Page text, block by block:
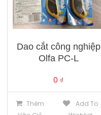
Dao cắt công nghiệp
Olfa PC-L
0 ₫
Thêm
Add To